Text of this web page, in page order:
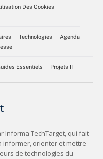
Des Cookies
Technologies
Agenda
Essentiels Projets IT